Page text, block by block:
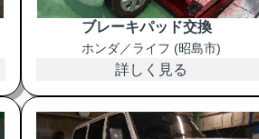
ブレーキパッド交換
ホンダ／ライフ (昭島市)
詳しく見る